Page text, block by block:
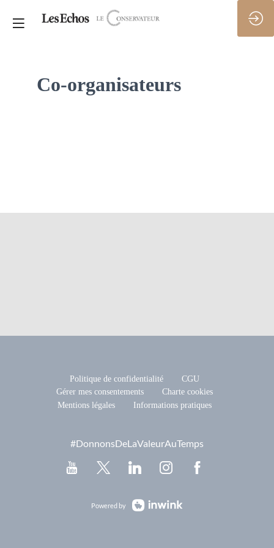
Co-organisateurs
Politique de confidentialité
CGU
Gérer mes consentements
Charte cookies
Mentions légales
Informations pratiques
#DonnonsDeLaValeurAuTemps
Powered by